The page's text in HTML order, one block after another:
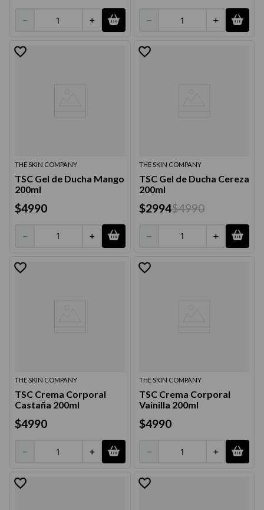
＋
－ ＋
－
THE SKIN COMPANY
TSC Gel de Ducha Mango
200ml
$4990
＋
－
THE SKIN COMPANY
TSC Gel de Ducha Cereza
200ml
$2994$4990
＋
－
THE SKIN COMPANY
TSC Crema Corporal
Castaña 200ml
$4990
＋
－
THE SKIN COMPANY
TSC Crema Corporal
Vainilla 200ml
$4990
＋
－